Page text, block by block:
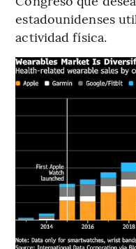
estadounidenses
actividad física.